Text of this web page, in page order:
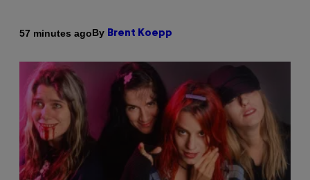
57 minutes agoBy Brent Koepp